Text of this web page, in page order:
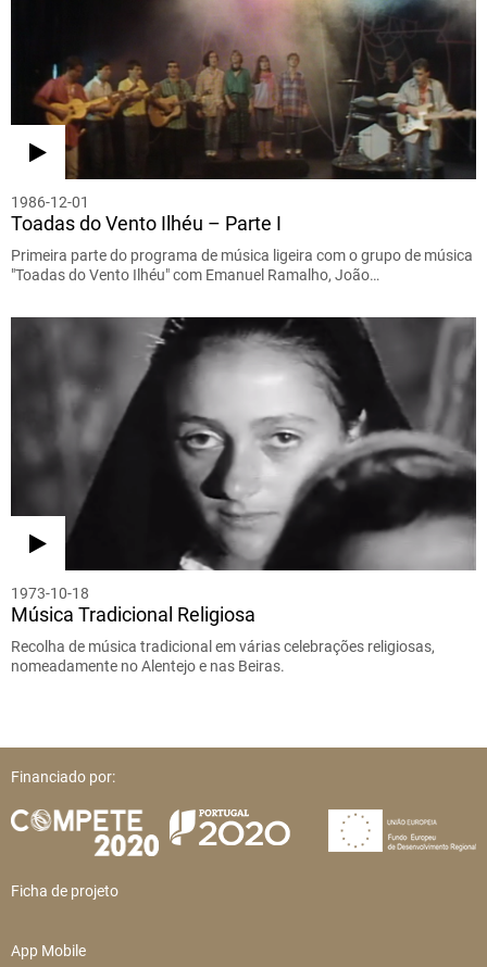
1986-12-01
Toadas do Vento Ilhéu – Parte I
Primeira parte do programa de música ligeira com o grupo de música
"Toadas do Vento Ilhéu" com Emanuel Ramalho, João…
1973-10-18
Música Tradicional Religiosa
Recolha de música tradicional em várias celebrações religiosas,
nomeadamente no Alentejo e nas Beiras.
Financiado por:
Ficha de projeto
App Mobile